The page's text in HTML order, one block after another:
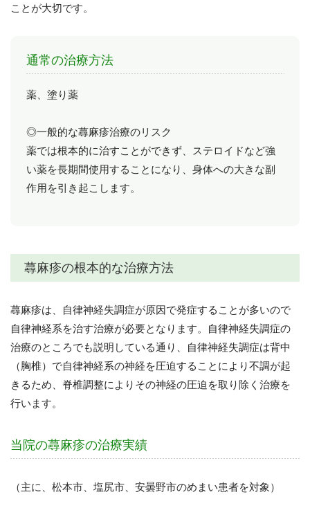
ことが大切です。
通常の治療方法
薬、塗り薬
◎一般的な蕁麻疹治療のリスク
薬では根本的に治すことができず、ステロイドなど強
い薬を長期間使用することになり、身体への大きな副
作用を引き起こします。
蕁麻疹の根本的な治療方法
蕁麻疹は、自律神経失調症が原因で発症することが多いので
自律神経系を治す治療が必要となります。自律神経失調症の
治療のところでも説明している通り、自律神経失調症は背中
（胸椎）で自律神経系の神経を圧迫することにより不調が起
きるため、脊椎調整によりその神経の圧迫を取り除く治療を
行います。
当院の蕁麻疹の治療実績
（主に、松本市、塩尻市、安曇野市のめまい患者を対象）